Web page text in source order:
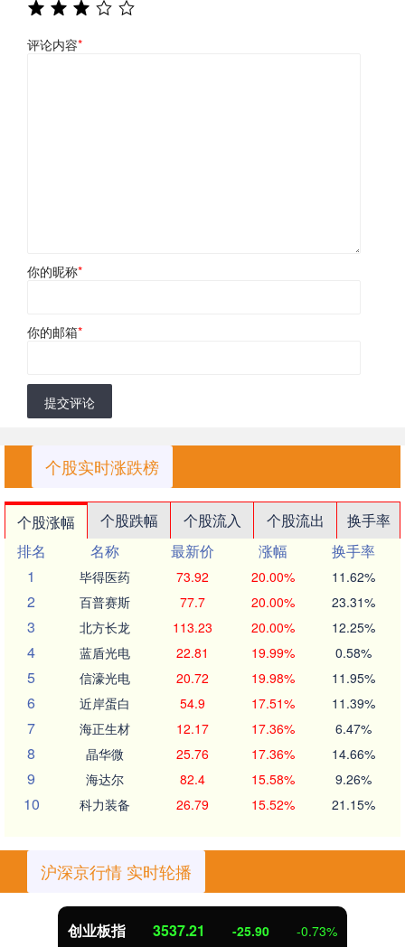
评论内容*
你的昵称*
你的邮箱*
提交评论
个股实时涨跌榜
个股涨幅 个股跌幅 个股流入 个股流出
换手率
排名
名称 最新价 涨幅
换手率
1
毕得医药 73.92 20.00% 11.62%
2 百普赛斯 77.7 20.00% 23.31%
3 北方长龙 113.23 20.00% 12.25%
4 蓝盾光电 22.81 19.99% 0.58%
5 信濠光电 20.72 19.98% 11.95%
6 近岸蛋白 54.9 17.51% 11.39%
7 海正生材 12.17 17.36% 6.47%
8 晶华微 25.76 17.36% 14.66%
9 海达尔 82.4 15.58% 9.26%
10 科力装备 26.79 15.52% 21.15%
沪深京行情 实时轮播
创业板指 3537.21 -25.90 -0.73%